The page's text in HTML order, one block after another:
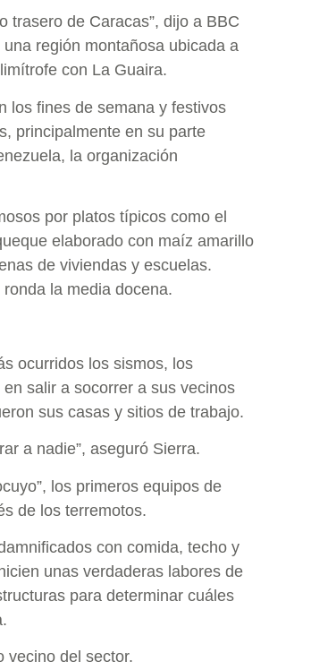
trasero de Caracas”, dijo a BBC
región montañosa ubicada a
con La Guaira.
los fines de semana y festivos
principalmente en su parte
la organización
por platos típicos como el
elaborado con maíz amarillo
de viviendas y escuelas.
la media docena.
ocurridos los sismos, los
salir a socorrer a sus vecinos
sus casas y sitios de trabajo.
a nadie”, aseguró Sierra.
los primeros equipos de
de los terremotos.
con comida, techo y
unas verdaderas labores de
para determinar cuáles
vecino del sector.